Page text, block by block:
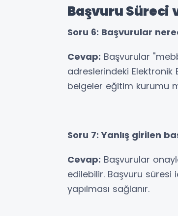
Başvuru Süreci
Soru 6: Başvurular
Cevap: Başvurular
adreslerindeki
belgeler eğitim kurumu
Soru 7: Yanlış girilen
Cevap: Başvurular
edilebilir. Başvuru
yapılması sağlanır.